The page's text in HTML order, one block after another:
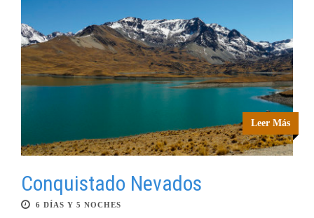
Leer Más
Conquistado Nevados
6 DÍAS Y 5 NOCHES